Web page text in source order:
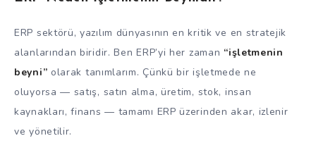
ERP sektörü, yazılım dünyasının en kritik ve en stratejik
alanlarından biridir. Ben ERP’yi her zaman “işletmenin
beyni” olarak tanımlarım. Çünkü bir işletmede ne
oluyorsa — satış, satın alma, üretim, stok, insan
kaynakları, finans — tamamı ERP üzerinden akar, izlenir
ve yönetilir.